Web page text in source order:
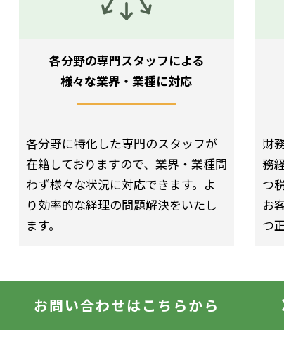
各分野の専門スタッフによる
様々な業界・業種に対応
各分野に特化した専門のスタッフが
在籍しておりますので、業界・業種問
わず様々な状況に対応できます。よ
り効率的な経理の問題解決をいたし
ます。
財
務
つ
お
つ
お問い合わせはこちらから